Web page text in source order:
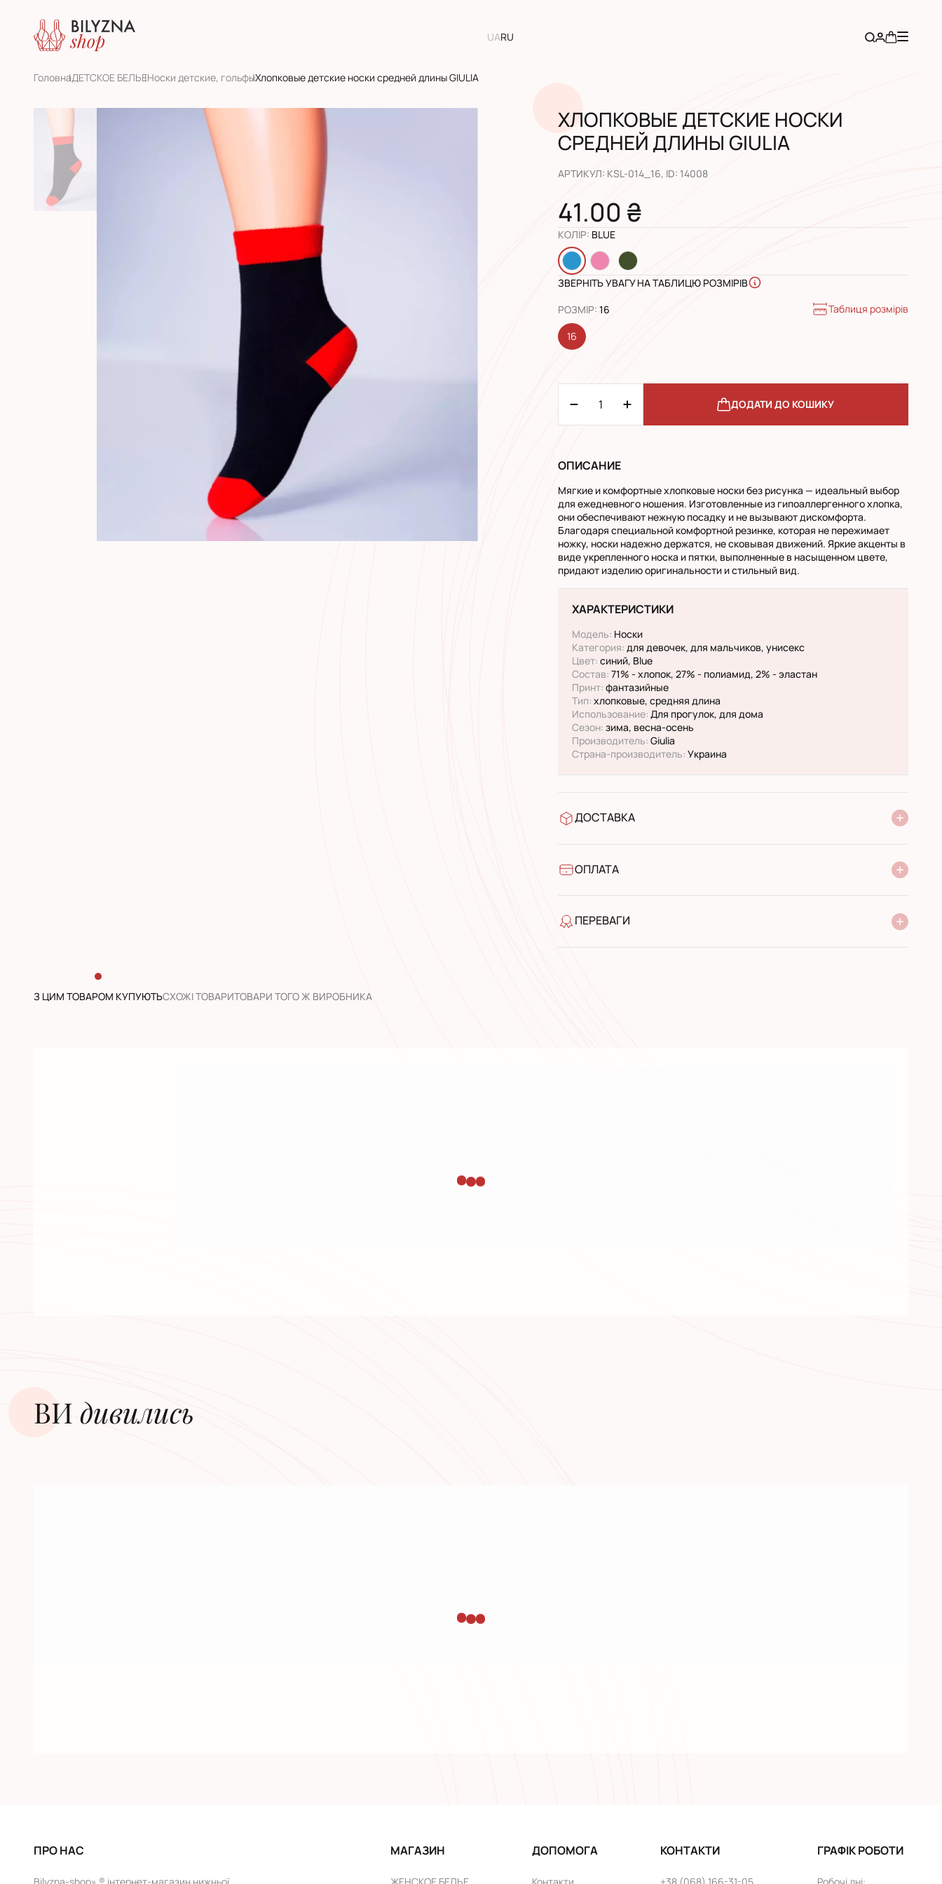
UARU
ГоловнаДЕТСКОЕ БЕЛЬЕНоски детские, гольфыХлопковые детские носки средней длины GIULIA
ХЛОПКОВЫЕ ДЕТСКИЕ НОСКИ
СРЕДНЕЙ ДЛИНЫ GIULIA
АРТИКУЛ: KSL-014_16, ID: 14008
41.00 ₴
КОЛІР: BLUE
ЗВЕРНІТЬ УВАГУ НА ТАБЛИЦЮ РОЗМІРІВ
РОЗМІР: 16 Таблиця розмірів
16
ДОДАТИ ДО КОШИКУ
ОПИСАНИЕ
Мягкие и комфортные хлопковые носки без рисунка — идеальный выбор
для ежедневного ношения. Изготовленные из гипоаллергенного хлопка,
они обеспечивают нежную посадку и не вызывают дискомфорта.
Благодаря специальной комфортной резинке, которая не пережимает
ножку, носки надежно держатся, не сковывая движений. Яркие акценты в
виде укрепленного носка и пятки, выполненные в насыщенном цвете,
придают изделию оригинальности и стильный вид.
ХАРАКТЕРИСТИКИ
Модель: Носки
Категория: для девочек, для мальчиков, унисекс
Цвет: синий, Blue
Состав: 71% - хлопок, 27% - полиамид, 2% - эластан
Принт: фантазийные
Тип: хлопковые, средняя длина
Использование: Для прогулок, для дома
Сезон: зима, весна-осень
Производитель: Giulia
Страна-производитель: Украина
ДОСТАВКА
УкрПошта стандарт
ОПЛАТА
Банківський переказ
ПЕРЕВАГИ
широкий асортимент
З ЦИМ ТОВАРОМ КУПУЮТЬCХОЖІ ТОВАРИТОВАРИ ТОГО Ж ВИРОБНИКА
ВИ дивилиcь
ПРО НАС МАГАЗИН ДОПОМОГА КОНТАКТИ ГРАФІК РОБОТИ